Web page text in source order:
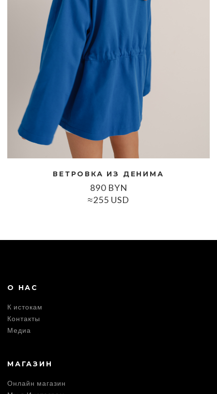
ВЕТРОВКА ИЗ ДЕНИМА
890BYN
≈255 USD
О НАС
К истокам
Контакты
Медиа
МАГАЗИН
Онлайн магазин